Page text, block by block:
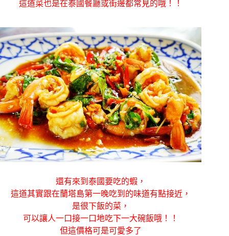
這道菜也是在泰國餐廳或街邊都常見的哦！！
還有來到泰國要吃的蝦，
這道其實跟在蘭塔島第一晚吃到的味道有點接近，
是很下飯的菜，
可以讓人一口接一口地吃下一大碗飯哦！！
但這價格可是可愛多了